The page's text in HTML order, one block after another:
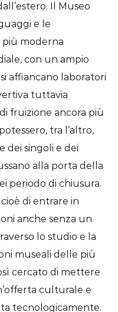
Il Museo
e le
più moderna
con un ampio
affiancano laboratori
tuttavia
fruizione ancora più
tra l’altro,
dei singoli e dei
alla porta della
periodo di chiusura.
di entrare in
anche senza un
lo studio e la
museali delle più
cercato di mettere
culturale e
tecnologicamente.